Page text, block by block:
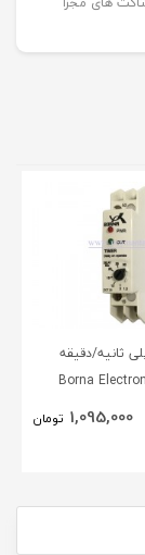
ثانیه/دقیقه
1,095,000 تومان